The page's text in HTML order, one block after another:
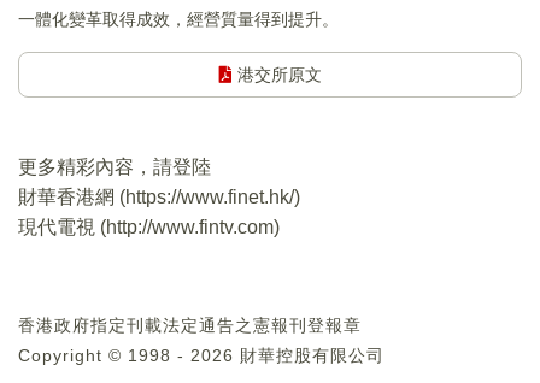
一體化變革取得成效，經營質量得到提升。
港交所原文
更多精彩內容，請登陸
財華香港網 (https://www.finet.hk/)
現代電視 (http://www.fintv.com)
香港政府指定刊載法定通告之憲報刊登報章
Copyright © 1998 - 2026 財華控股有限公司